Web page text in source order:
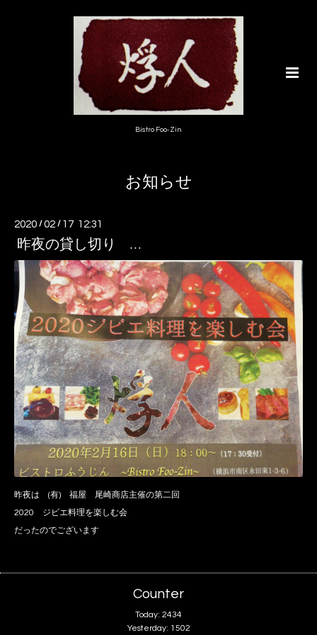
Bistro Foo-Zin
お知らせ
2020 /02 / 17 12:31
昨夜の貸し切り …
昨夜は (有) 福屋 尾崎商店主催の第二回
2020 ジビエ料理を楽しむ会
だったのでございます
Counter
Today: 2434
Yesterday: 1502